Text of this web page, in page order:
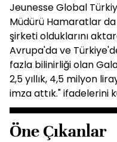
Jeunesse Global
Müdürü Hamaratlar da
şirketi olduklarını
Avrupa'da ve
fazla bilinirliği olan
2,5 yıllık, 4,5 milyon
imza attık." ifadelerini
Öne Çıkanlar